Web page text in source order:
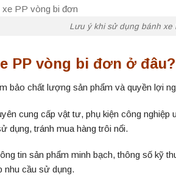
Lưu ý khi sử dụng bánh xe
PP vòng bi đơn ở đâu?
bảo chất lượng sản phẩm và quyền lợi
cung cấp vật tư, phụ kiện công
dụng, tránh mua hàng trôi nổi.
tin sản phẩm minh bạch, thông số kỹ
nhu cầu sử dụng.